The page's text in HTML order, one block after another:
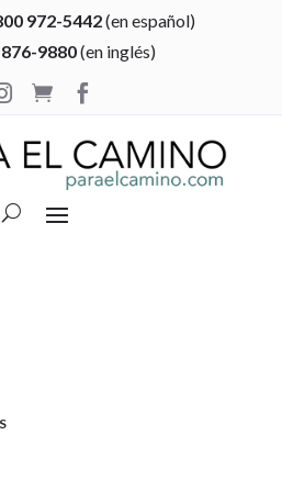
972-5442(en español)
9880(en inglés)
 